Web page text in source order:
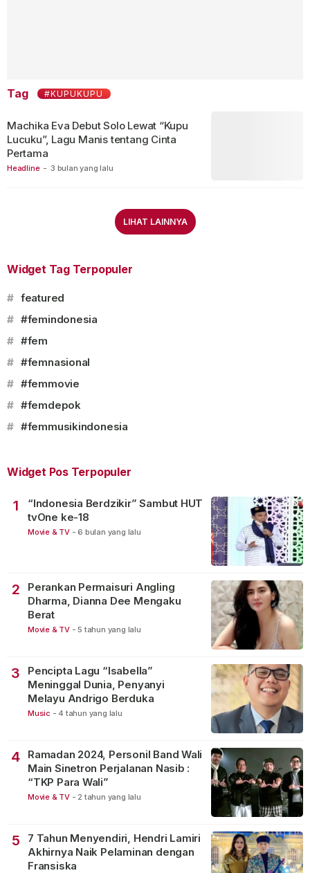
Tag #KUPUKUPU
Headline - 3 bulan yang lalu
Machika Eva Debut Solo Lewat “Kupu
Lucuku”, Lagu Manis tentang Cinta
Pertama
LIHAT LAINNYA
Widget Tag Terpopuler
# featured
# #femindonesia
# #fem
# #femnasional
# #femmovie
# #femdepok
# #femmusikindonesia
Widget Pos Terpopuler
1
“Indonesia Berdzikir” Sambut HUT
tvOne ke-18
Movie & TV - 6 bulan yang lalu
2
Perankan Permaisuri Angling
Dharma, Dianna Dee Mengaku
Berat
Movie & TV - 5 tahun yang lalu
3
Pencipta Lagu “Isabella”
Meninggal Dunia, Penyanyi
Melayu Andrigo Berduka
Music - 4 tahun yang lalu
4
Ramadan 2024, Personil Band Wali
Main Sinetron Perjalanan Nasib :
“TKP Para Wali”
Movie & TV - 2 tahun yang lalu
5
7 Tahun Menyendiri, Hendri Lamiri
Akhirnya Naik Pelaminan dengan
Fransiska